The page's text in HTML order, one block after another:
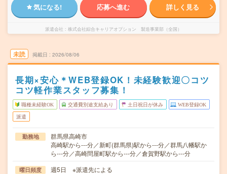
気になる! 応募へ進む 詳しく見る
派遣会社 株式会社綜合キャリアオプション 製造事業部（全国）
未読 掲載日 2026/08/06
長期×安心＊WEB登録OK！未経験歓迎〇コツ
コツ軽作業スタッフ募集！
職種未経験OK 交通費別途支給あり 土日祝日が休み WEB登録OK
派遣
勤務地
群馬県高崎市
高崎駅から---分／新町(群馬県)駅から---分／群馬八幡駅か
ら---分／高崎問屋町駅から---分／倉賀野駅から---分
曜日頻度 週5日 ※派遣先による